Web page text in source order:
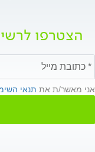
הצטרפו
אני מאשר/ת את תנאי